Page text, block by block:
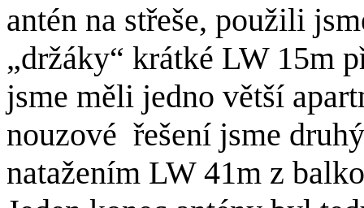
antén na střeše, použili
„držáky“ krátké LW 15m
jsme měli jedno větší
nouzové řešení jsme
natažením LW 41m z